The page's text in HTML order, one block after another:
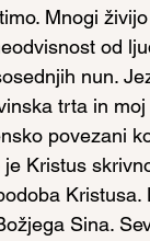
Mnogi
od
nun.
trta in
povezani
Kristus
Sina.